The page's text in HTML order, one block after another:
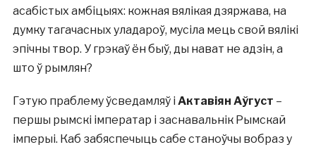
асабістых амбіцыях: кожная вялікая дзяржава, на
думку тагачасных уладароў, мусіла мець свой вялікі
эпічны твор. У грэкаў ён быў, ды нават не адзін, а
што ў рымлян?
Гэтую праблему ўсведамляў і Актавіян Аўгуст –
першы рымскі імператар і заснавальнік Рымскай
імперыі. Каб забяспечыць сабе станоўчы вобраз у